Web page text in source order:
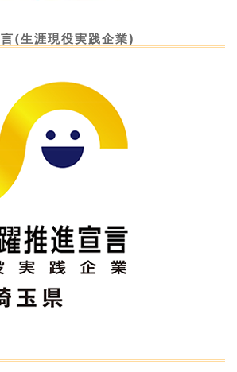
(生涯現役実践企業)